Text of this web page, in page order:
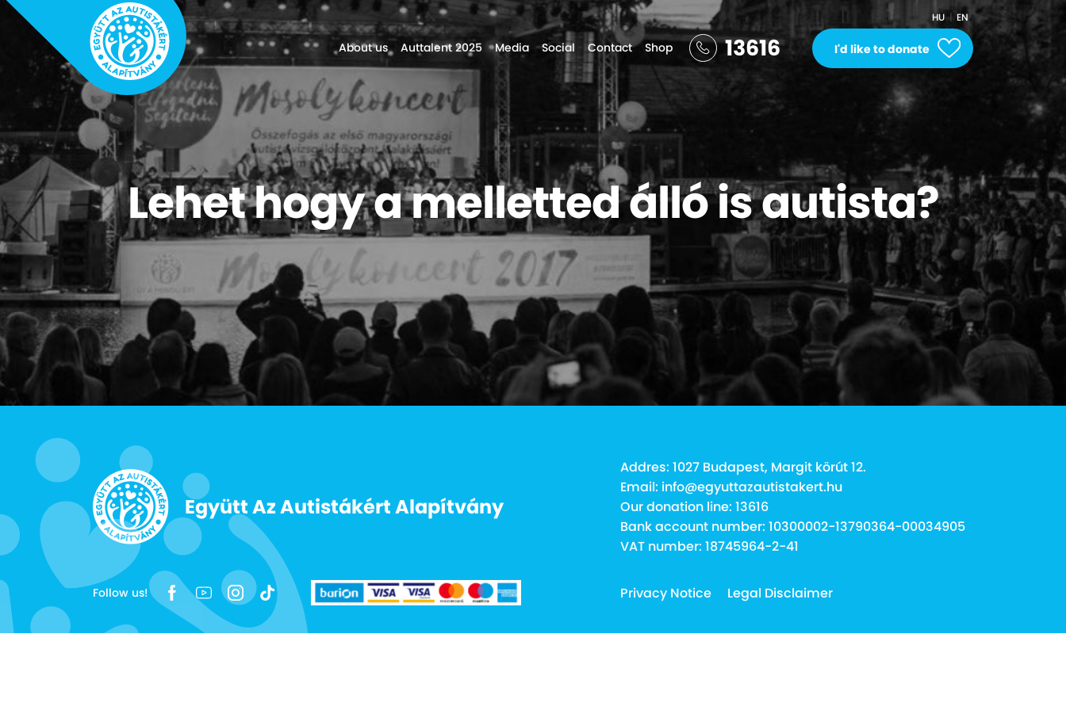
About us Auttalent 2025 Media Social Contact Shop
HU EN
13616 I'd like to donate
Lehet hogy a melletted álló is autista?
Együtt Az Autistákért Alapítvány
Addres: 1027 Budapest, Margit körút 12.
Email: info@egyuttazautistakert.hu
Our donation line: 13616
Bank account number: 10300002-13790364-00034905
VAT number: 18745964-2-41
Follow us! Privacy Notice Legal Disclaimer